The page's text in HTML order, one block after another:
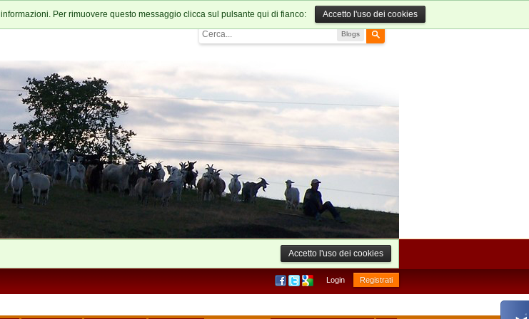
Blogs
Per rimuovere questo messaggio clicca sul pulsante qui di fianco: Accetto l'uso dei cookies
Accetto l'uso dei cookies
Login Registrati